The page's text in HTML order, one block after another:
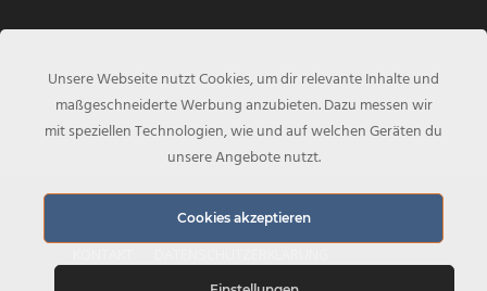
Copyright © 2020 - Created byCOD-Inside.de
Unsere Webseite nutzt Cookies, um dir relevante Inhalte und
maßgeschneiderte Werbung anzubieten. Dazu messen wir
mit speziellen Technologien, wie und auf welchen Geräten du
unsere Angebote nutzt.
Cookies akzeptieren